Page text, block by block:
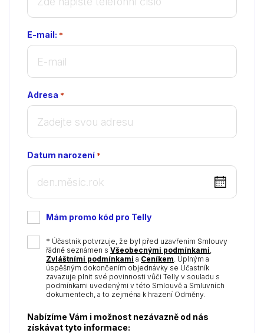
E-mail: *
Adresa *
Datum narození *
DD
dot
MM
dot
YYYY
Mám promo kód pro Telly
* Účastník potvrzuje, že byl před uzavřením Smlouvy
řádně seznámen s Všeobecnými podmínkami
Zvláštními podmínkami a Ceníkem . Úplným a
úspěšným dokončením objednávky se Účastník
zavazuje plnit své povinnosti vůči Telly v souladu s
podmínkami uvedenými v této Smlouvě a Smluvních
dokumentech, a to zejména k hrazení Odměny.
Nabízíme Vám i možnost nezávazně od nás
získávat tyto informace: